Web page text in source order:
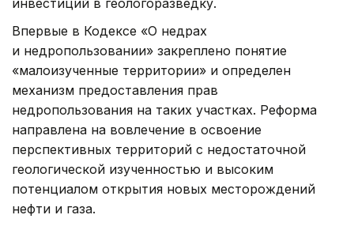
Впервые в Кодексе «О недрах
и недропользовании» закреплено понятие
«малоизученные территории» и определен
механизм предоставления прав
недропользования на таких участках. Реформа
направлена на вовлечение в освоение
перспективных территорий с недостаточной
геологической изученностью и высоким
потенциалом открытия новых месторождений
нефти и газа.